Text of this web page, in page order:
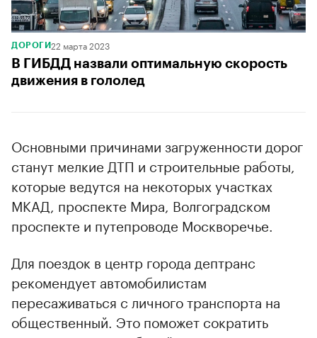
ДОРОГИ22 марта 2023
В ГИБДД назвали оптимальную скорость
движения в гололед
Основными причинами загруженности дорог
станут мелкие ДТП и строительные работы,
которые ведутся на некоторых участках
МКАД, проспекте Мира, Волгоградском
проспекте и путепроводе Москворечье.
Для поездок в центр города дептранс
рекомендует автомобилистам
пересаживаться с личного транспорта на
общественный. Это поможет сократить